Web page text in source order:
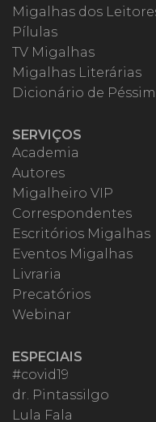
Migalhas dos
Pílulas
TV Migalhas
Migalhas Literárias
Dicionário de
SERVIÇOS
Academia
Autores
Migalheiro VIP
Correspondentes
Escritórios Migalhas
Eventos Migalhas
Livraria
Precatórios
Webinar
ESPECIAIS
#covid19
dr. Pintassilgo
Lula Fala